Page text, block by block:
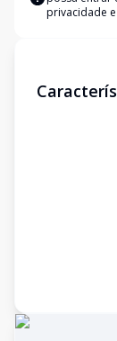
privacidade